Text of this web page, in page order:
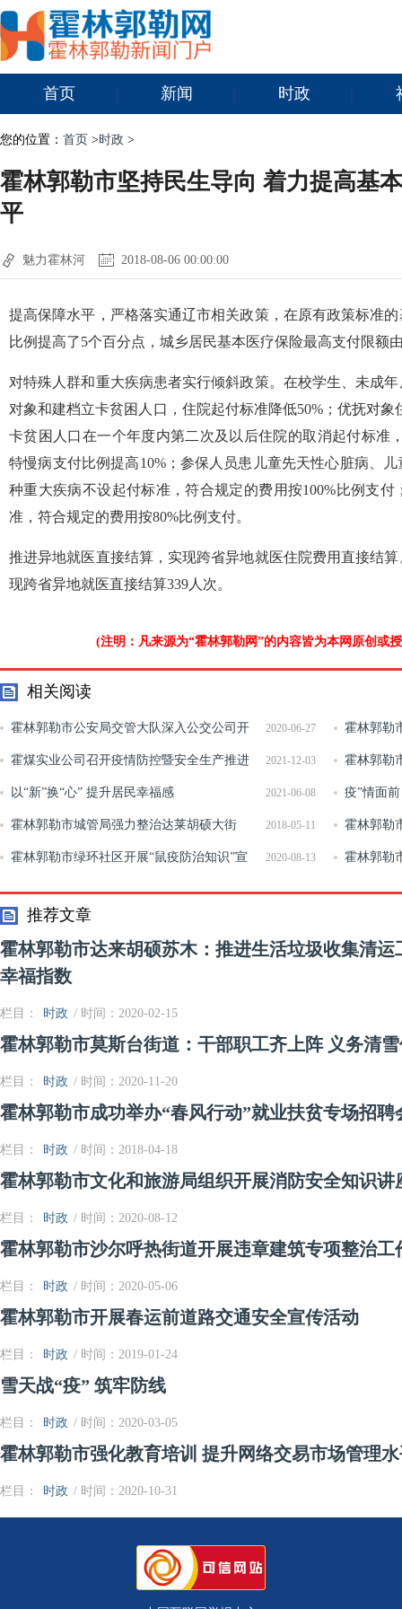
首页 新闻 时政
您的位置： 首页 >时政 >
霍林郭勒市坚持民生导向 着力提高基
平
魅力霍林河 2018-08-06 00:00:00
提高保障水平，严格落实通辽市相关政策，在原有政策标准
比例提高了5个百分点，城乡居民基本医疗保险最高支付限额
对特殊人群和重大疾病患者实行倾斜政策。在校学生、未成
对象和建档立卡贫困人口，住院起付标准降低50%；优抚对
卡贫困人口在一个年度内第二次及以后住院的取消起付标准
特慢病支付比例提高10%；参保人员患儿童先天性心脏病、
种重大疾病不设起付标准，符合规定的费用按100%比例支
准，符合规定的费用按80%比例支付。
推进异地就医直接结算，实现跨省异地就医住院费用直接结
现跨省异地就医直接结算339人次。
(注明：凡来源为“霍林郭勒网”的内容皆为本网原创或
相关阅读
2020-06-27
霍林郭勒市公安局交管大队深入公交公司开
展夏季交通安全检查
霍林郭勒
边产品质量
2021-12-03
霍煤实业公司召开疫情防控暨安全生产推进
会
霍林郭勒
2021-06-08
以“新”换“心” 提升居民幸福感 疫”情面
统开展隔离
2018-05-11
霍林郭勒市城管局强力整治达莱胡硕大街 霍林郭勒
办非公企业
2020-08-13
霍林郭勒市绿环社区开展“鼠疫防治知识”宣
传活动
霍林郭勒
满结束
推荐文章
霍林郭勒市达来胡硕苏木：推进生活垃圾收集清
幸福指数
栏目： 时政 / 时间：2020-02-15
霍林郭勒市莫斯台街道：干部职工齐上阵 义务清
栏目： 时政 / 时间：2020-11-20
霍林郭勒市成功举办“春风行动”就业扶贫专场招聘
栏目： 时政 / 时间：2018-04-18
霍林郭勒市文化和旅游局组织开展消防安全知识讲
栏目： 时政 / 时间：2020-08-12
霍林郭勒市沙尔呼热街道开展违章建筑专项整治工
栏目： 时政 / 时间：2020-05-06
霍林郭勒市开展春运前道路交通安全宣传活动
栏目： 时政 / 时间：2019-01-24
雪天战“疫” 筑牢防线
栏目： 时政 / 时间：2020-03-05
霍林郭勒市强化教育培训 提升网络交易市场管理
栏目： 时政 / 时间：2020-10-31